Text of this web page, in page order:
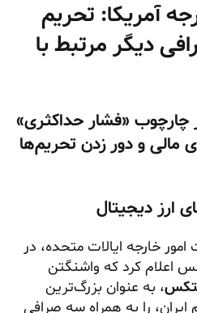
آمریکا: تحریم
دیگر مرتبط با
چارچوب «فشار حداکثری»
مالی و دور زدن تحریم‌ها
ارز دیجیتال
خارجه ایالات متحده، در
اعلام کرد که واشنگتن
، به عنوان بزرگ‌ترین
ایران، را به همراه سه صرافی